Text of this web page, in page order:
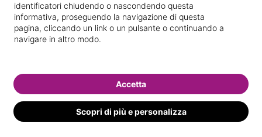
26, v. Cadello Indicazioni stradali
identificatori chiudendo o nascondendo questa
informativa, proseguendo la navigazione di questa
pagina, cliccando un link o un pulsante o continuando a
navigare in altro modo.
Scopri di più e personalizza
Accetta